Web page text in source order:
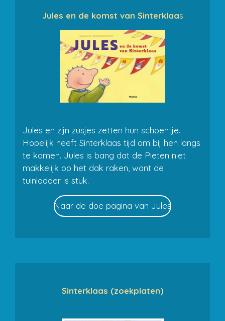
Jules en de komst van Sinterklaas
Jules en zijn zusjes zetten hun schoentje.
Hopelijk heeft Sinterklaas tijd om bij hen langs
te komen. Jules is bang dat de Pieten niet
makkelijk op het dak raken, want de
tuinladder is stuk.
Naar de doe pagina van Jules
Sinterklaas (zoekplaten)